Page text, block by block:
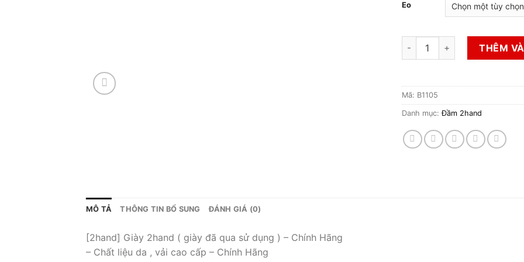
Eo
Đầm 2hand số lượngTHÊM
Mã: B1105
Danh mục:Đầm 2hand
MÔ TẢ THÔNG TIN BỔ SUNG ĐÁNH GIÁ (0)
[2hand] Giày 2hand ( giày đã qua sử dụng ) – Chính Hãng
– Chất liệu da , vải cao cấp – Chính Hãng